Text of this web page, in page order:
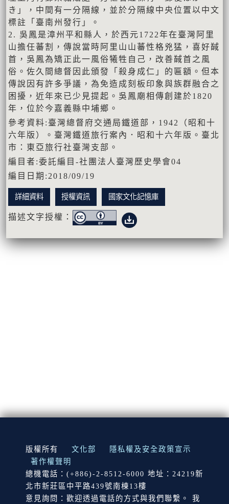
き」，中間有一分隔線，並於分隔線中央位置以中文
標註「臺南州發行」。
2. 吳鳳是漳州平和縣人，於西元1722年在臺灣阿里
山擔任蕃割，傳說當時阿里山山蕃性格兇猛，喜好馘
首，吳鳳為矯正此一風俗犧牲自己，改善馘首之風
俗。佐久間總督因此頒發「殺身成仁」的匾額。但本
傳說因有許多爭議，為免造成刻板印象與族群融合之
困擾，近年來已少見提起。吳鳳廟相傳創建於1820
年，位於今嘉義縣中埔鄉。
參考資料:臺灣總督府交通局鐵道部，1942（昭和十
六年版）。臺灣鐵道旅行案內．昭和十六年版。臺北
市：東亞旅行社臺灣支部。
編目者:委託編目-社團法人臺灣歷史學會04
編目日期:2018/09/19
詳細資料 授權資訊 國家文化記憶庫
描述文字授權：
:::
版權所有 文化部
隱私權及安全政策宣示
著作權聲明
總機電話：(+886)-2-8512-6000 地址：24219新
北市新莊區中平路439號南棟13樓
意見詢問：歡迎透過電話的方式與我們聯繫。 我